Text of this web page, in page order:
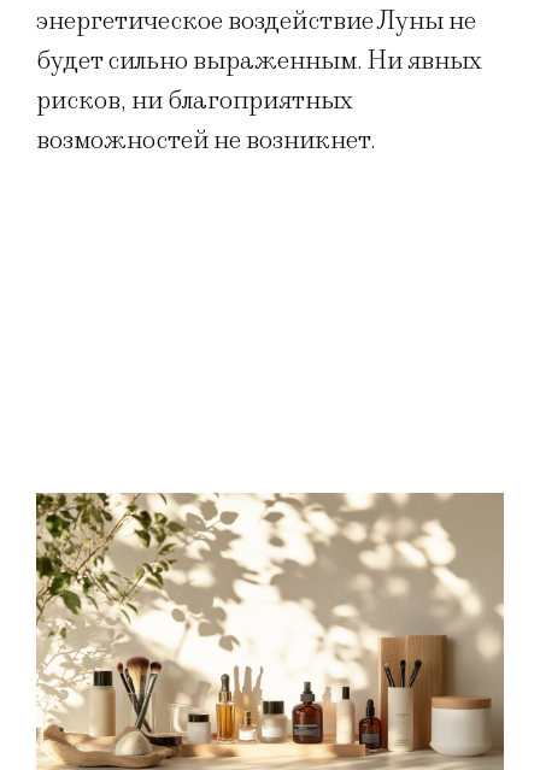
энергетическое воздействие Луны не
будет сильно выраженным. Ни явных
рисков, ни благоприятных
возможностей не возникнет.